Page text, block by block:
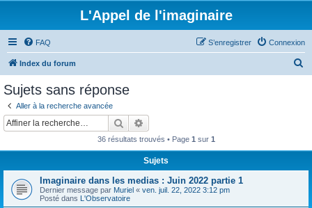
L'Appel de l'imaginaire
FAQ Connexion
S’enregistrer
Index du forum
Sujets sans réponse
Aller à la recherche avancée
Rechercher
36 résultats trouvés • Page 1 sur 1
Sujets
Imaginaire dans les medias : Juin 2022 partie 1
Dernier message par Muriel « ven. juil. 22, 2022 3:12 pm
Posté dans L'Observatoire